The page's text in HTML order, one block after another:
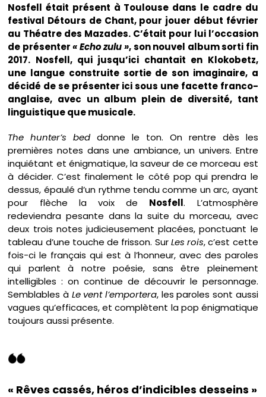
Nosfell était présent à Toulouse dans le cadre du
festival Détours de Chant, pour jouer début février
au Théatre des Mazades. C’était pour lui l’occasion
de présenter« Echo zulu », son nouvel album sorti fin
2017. Nosfell, qui jusqu’ici chantait en Klokobetz,
une langue construite sortie de son imaginaire, a
décidé de se présenter ici sous une facette franco-
anglaise, avec un album plein de diversité, tant
linguistique que musicale.
The hunter’s beddonne le ton. On rentre dès les
premières notes dans une ambiance, un univers. Entre
inquiétant et énigmatique, la saveur de ce morceau est
à décider. C’est finalement le côté pop qui prendra le
dessus, épaulé d’un rythme tendu comme un arc, ayant
pour flèche la voix de Nosfell. L’atmosphère
redeviendra pesante dans la suite du morceau, avec
deux trois notes judicieusement placées, ponctuant le
tableau d’une touche de frisson. SurLes rois, c’est cette
fois-ci le français qui est à l’honneur, avec des paroles
qui parlent à notre poésie, sans être pleinement
intelligibles : on continue de découvrir le personnage.
Semblables à Le vent l’emportera, les paroles sont aussi
vagues qu’efficaces, et complètent la pop énigmatique
toujours aussi présente.
« Rêves cassés, héros d’indicibles desseins »